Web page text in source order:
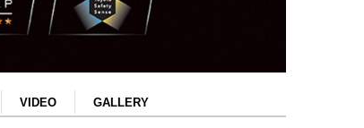
VIDEO GALLERY